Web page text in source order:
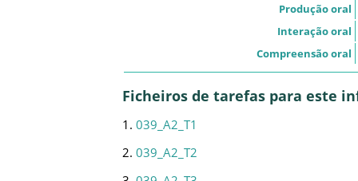
Produção oral
Interação oral
Compreensão oral
Ficheiros de tarefas para este
1. 039_A2_T1
2. 039_A2_T2